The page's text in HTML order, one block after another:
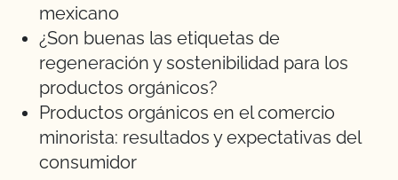
mexicano
¿Son buenas las etiquetas de
regeneración y sostenibilidad para los
productos orgánicos?
Productos orgánicos en el comercio
minorista: resultados y expectativas del
consumidor